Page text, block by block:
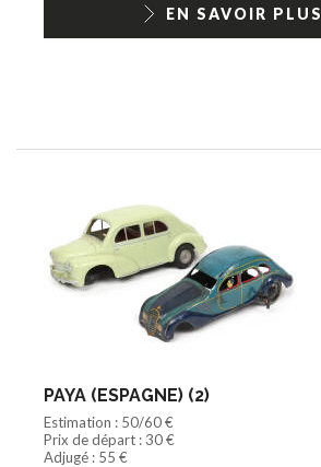
EN SAVOIR PLUS
PAYA (ESPAGNE) (2)
Estimation : 50/60 €
Prix de départ : 30 €
Adjugé : 55 €